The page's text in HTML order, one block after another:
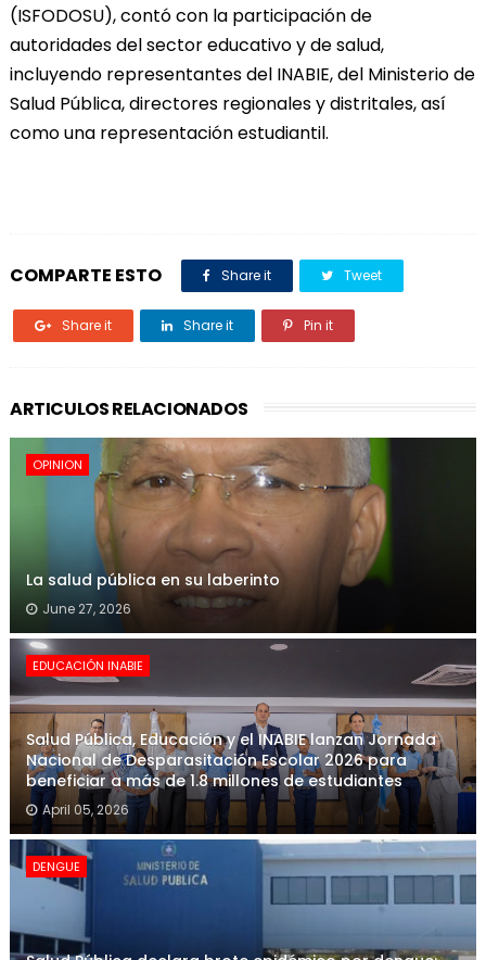
(ISFODOSU), contó con la participación de
autoridades del sector educativo y de salud,
incluyendo representantes del INABIE, del Ministerio de
Salud Pública, directores regionales y distritales, así
como una representación estudiantil.
COMPARTE ESTO Share it Tweet
Share it Share it Pin it
ARTICULOS RELACIONADOS
OPINION
La salud pública en su laberinto
June 27, 2026
EDUCACIÓN INABIE
Salud Pública, Educación y el INABIE lanzan Jornada
Nacional de Desparasitación Escolar 2026 para
beneficiar a más de 1.8 millones de estudiantes
April 05, 2026
DENGUE